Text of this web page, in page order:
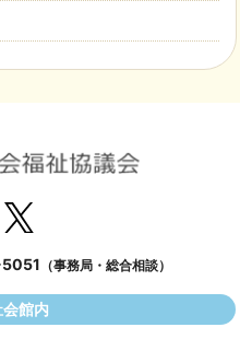
（事務局・総合相談）
館内